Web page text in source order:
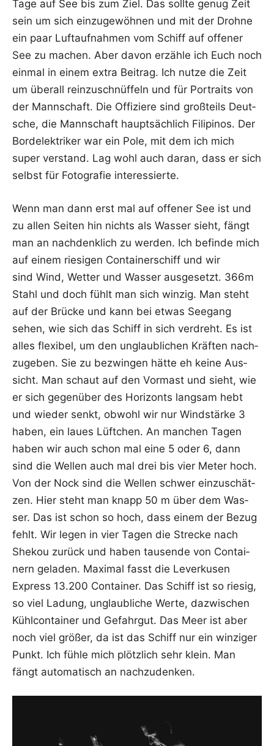
Tage auf See bis zum Ziel. Das soll­te genug Zeit
sein um sich ein­zu­ge­wöh­nen und mit der Droh­ne
ein paar Luft­auf­nah­men vom Schiff auf offe­ner
See zu machen. Aber davon erzäh­le ich Euch noch
ein­mal in einem extra Bei­trag. Ich nut­ze die Zeit
um über­all rein­zu­schnüf­feln und für Por­traits von
der Mann­schaft. Die Offi­zie­re sind groß­teils Deut­
sche, die Mann­schaft haupt­säch­lich Fili­pi­nos. Der
Bord­elek­tri­ker war ein Pole, mit dem ich mich
super ver­stand. Lag wohl auch dar­an, dass er sich
selbst für Foto­gra­fie interessierte.
Wenn man dann erst mal auf offe­ner See ist und
zu allen Sei­ten hin nichts als Was­ser sieht, fängt
man an nach­denk­lich zu wer­den. Ich befin­de mich
auf einem rie­si­gen Con­tai­ner­schiff und wir
sind Wind, Wet­ter und Was­ser aus­ge­setzt. 366m
Stahl und doch fühlt man sich win­zig. Man steht
auf der Brü­cke und kann bei etwas See­gang
sehen, wie sich das Schiff in sich ver­dreht. Es ist
alles fle­xi­bel, um den unglaub­li­chen Kräf­ten nach­
zu­ge­ben. Sie zu bezwin­gen hät­te eh kei­ne Aus­
sicht. Man schaut auf den Vor­mast und sieht, wie
er sich gegen­über des Hori­zonts lang­sam hebt
und wie­der senkt, obwohl wir nur Wind­stär­ke 3
haben, ein lau­es Lüft­chen. An man­chen Tagen
haben wir auch schon mal eine 5 oder 6, dann
sind die Wel­len auch mal drei bis vier Meter hoch.
Von der Nock sind die Wel­len schwer ein­zu­schät­
zen. Hier steht man knapp 50 m über dem Was­
ser. Das ist schon so hoch, dass einem der Bezug
fehlt. Wir legen in vier Tagen die Stre­cke nach
She­kou zurück und haben tau­sen­de von Con­tai­
nern gela­den. Maxi­mal fasst die Lever­ku­sen
Express 13.200 Con­tai­ner. Das Schiff ist so rie­sig,
so viel Ladung, unglaub­li­che Wer­te, dazwi­schen
Kühl­con­tai­ner und Gefahr­gut. Das Meer ist aber
noch viel grö­ßer, da ist das Schiff nur ein win­zi­ger
Punkt. Ich füh­le mich plötz­lich sehr klein. Man
fängt auto­ma­tisch an nachzudenken.